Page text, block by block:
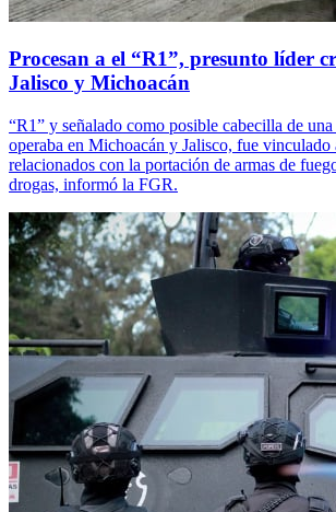
Procesan a el “R1”, presunto líder
Jalisco y Michoacán
“R1” y señalado como posible cabecilla de
operaba en Michoacán y Jalisco, fue vinculado
relacionados con la portación de armas de
drogas, informó la FGR.